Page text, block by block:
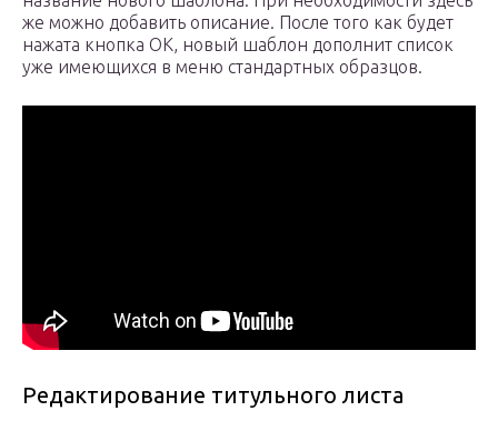
же можно добавить описание. После того как будет
нажата кнопка ОК, новый шаблон дополнит список
уже имеющихся в меню стандартных образцов.
Редактирование титульного листа